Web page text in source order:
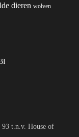
dieren wolven
t.n.v. House of